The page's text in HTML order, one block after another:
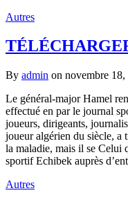
Autres
By admin on novembre 18,
Le général-major Hamel
effectué en par le journal
joueurs, dirigeants,
joueur algérien du siècle, a
la maladie, mais il se Celui
sportif Echibek auprès
Autres